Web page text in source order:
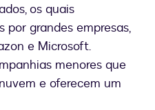
os quais
grandes empresas,
e Microsoft.
menores que
e oferecem um